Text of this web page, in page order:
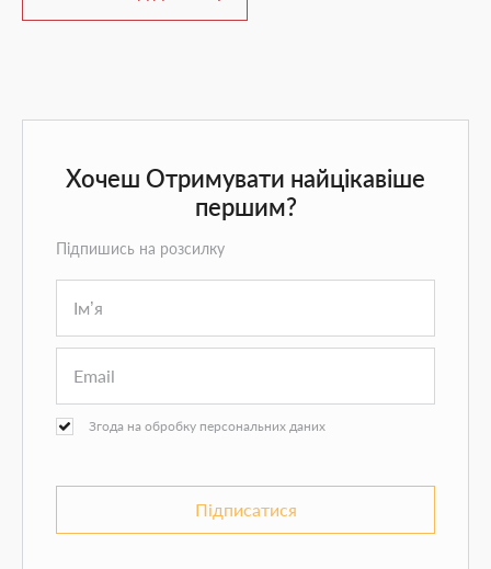
Хочеш Отримувати найцікавіше
першим?
Підпишись на розсилку
Згода на обробку персональних даних
Підписатися